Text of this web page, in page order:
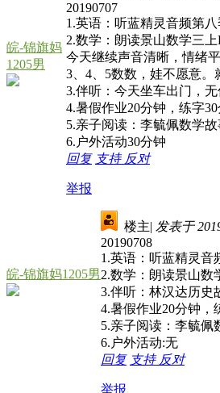
皖-锦旗妈
1205男
20190707
1.英语：听蓝精灵音频第
2.数学：朗读景山数学三
今天继续声音清晰，情绪
3、4、5数数，娃不愿意。
3.伴听：今天坐车出门，无
4.暑假作业20分钟，练字
5.亲子阅读：李毓佩数学故
6.户外活动30分钟
回复 支持 反对
举报
皖-锦旗妈1205男
楼主| 发表于
20190708
1.英语：听蓝精灵音
2.数学：朗读景山数
3.伴听：林汉达历史
4.暑假作业20分钟，
5.亲子阅读：李毓佩
6.户外活动:无
回复 支持 反对
举报